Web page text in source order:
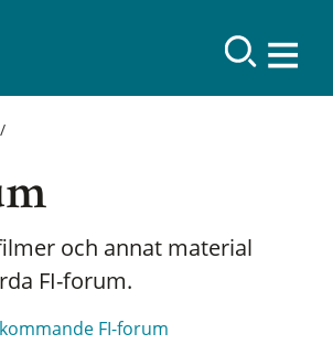
och annat material
FI-forum.
FI-forum